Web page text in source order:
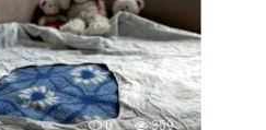
0 359